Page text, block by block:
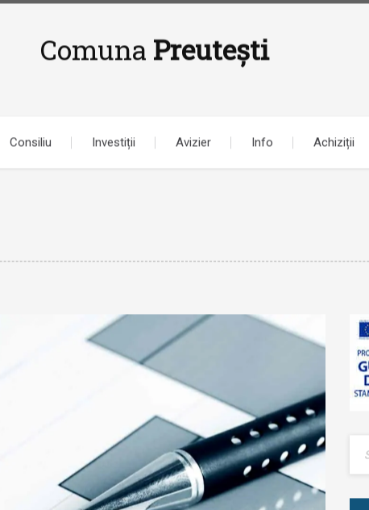
Comuna Preutești
Consiliu Investiții Avizier Info Achiziții